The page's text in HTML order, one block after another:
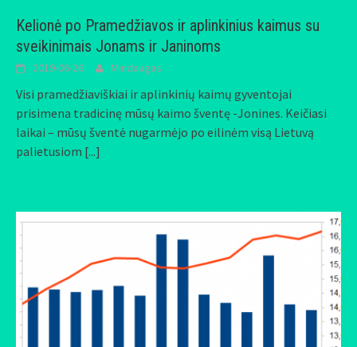
Kelionė po Pramedžiavos ir aplinkinius kaimus su
sveikinimais Jonams ir Janinoms
2019-06-26 Mindaugas
Visi pramedžiaviškiai ir aplinkinių kaimų gyventojai
prisimena tradicinę mūsų kaimo šventę -Jonines. Keičiasi
laikai – mūsų šventė nugarmėjo po eilinėm visą Lietuvą
palietusiom [...]